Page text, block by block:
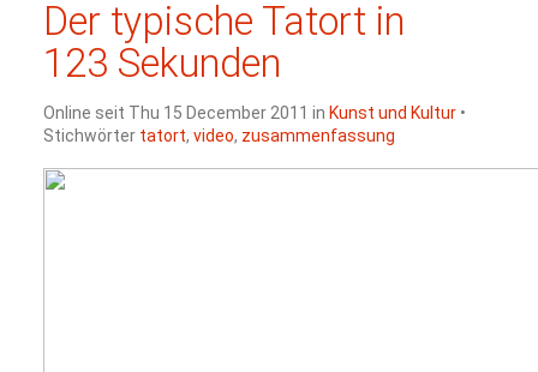
Der typische Tatort in
123 Sekunden
Online seit Thu 15 December 2011 in Kunst und Kultur•
Stichwörter tatort, video, zusammenfassung